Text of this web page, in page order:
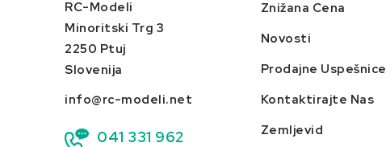
RC-Modeli
Minoritski Trg 3
2250 Ptuj
Slovenija
info@rc-modeli.net
041 331 962
Znižana Cena
Novosti
Prodajne Uspešnice
Kontaktirajte Nas
Zemljevid